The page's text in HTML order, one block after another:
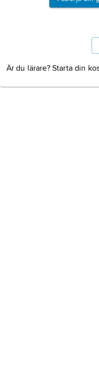
Är du lärare? Starta din